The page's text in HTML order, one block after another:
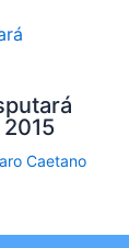
Caetano